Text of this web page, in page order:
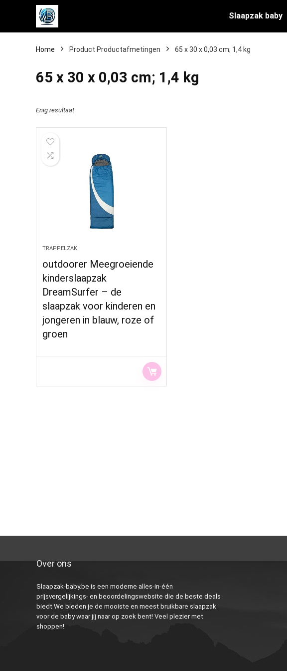
Slaapzak baby
Home Product Productafmetingen ‎65 x 30 x 0,03 cm; 1,4 kg
‎65 x 30 x 0,03 cm; 1,4 kg
Enig resultaat
TRAPPELZAK
outdoorer Meegroeiende
kinderslaapzak
DreamSurfer – de
slaapzak voor kinderen en
jongeren in blauw, roze of
groen
Over ons
Slaapzak-baby.be is een moderne alles-in-één
prijsvergelijkings- en beoordelingswebsite die de beste deals
biedt We bieden je de mooiste en meest bruikbare slaapzak
voor de baby waar jij naar op zoek bent! Veel plezier met
shoppen!